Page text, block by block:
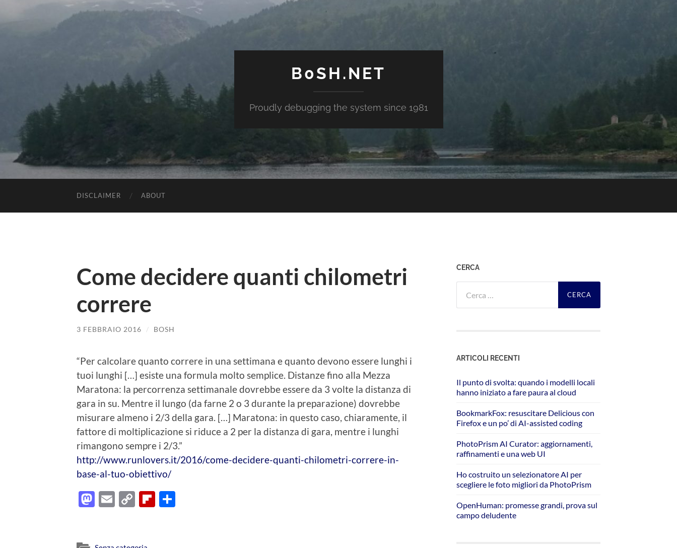
B0SH.NET
Proudly debugging the system since 1981
DISCLAIMER ABOUT
Come decidere quanti chilometri
correre
3 FEBBRAIO 2016 / BOSH
“Per calcolare quanto correre in una settimana e quanto devono essere lunghi i
tuoi lunghi […] esiste una formula molto semplice. Distanze fino alla Mezza
Maratona: la percorrenza settimanale dovrebbe essere da 3 volte la distanza di
gara in su. Mentre il lungo (da farne 2 o 3 durante la preparazione) dovrebbe
misurare almeno i 2/3 della gara. […] Maratona: in questo caso, chiaramente, il
fattore di moltiplicazione si riduce a 2 per la distanza di gara, mentre i lunghi
rimangono sempre i 2/3.”
http://www.runlovers.it/2016/come-decidere-quanti-chilometri-correre-in-
base-al-tuo-obiettivo/
Mastodon
EmailCopyFlipboard
CERCA
per:
ARTICOLI RECENTI
Il punto di svolta: quando i modelli locali
hanno iniziato a fare paura al cloud
BookmarkFox: resuscitare Delicious con
Firefox e un po’ di AI-assisted coding
PhotoPrism AI Curator: aggiornamenti,
raffinamenti e una web UI
Ho costruito un selezionatore AI per
scegliere le foto migliori da PhotoPrism
OpenHuman: promesse grandi, prova sul
campo deludente